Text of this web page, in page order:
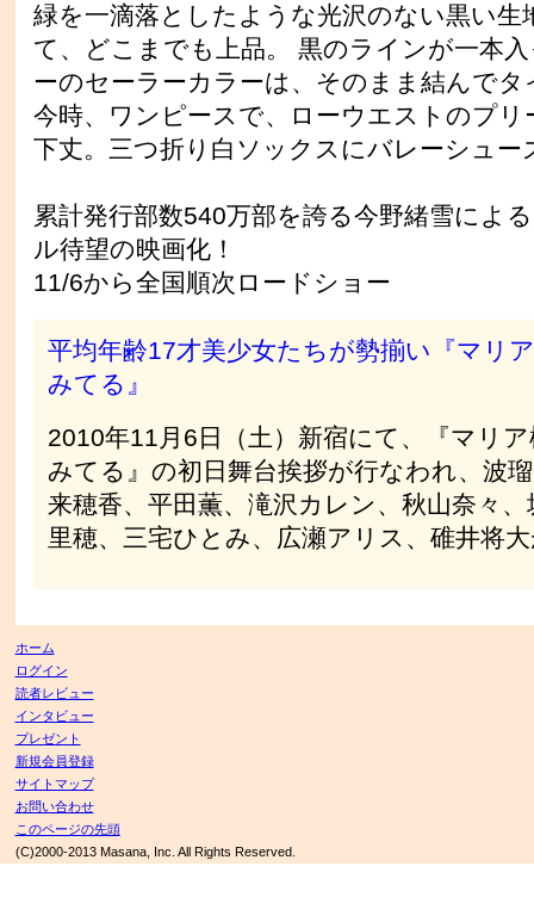
緑を一滴落としたような光沢のない黒い生
て、どこまでも上品。 黒のラインが一本
ーのセーラーカラーは、そのまま結んでタ
今時、ワンピースで、ローウエストのプリ
下丈。三つ折り白ソックスにバレーシュー
累計発行部数540万部を誇る今野緒雪によ
ル待望の映画化！
11/6から全国順次ロードショー
平均年齢17才美少女たちが勢揃い『マリ
みてる』
2010年11月6日（土）新宿にて、『マリ
みてる』の初日舞台挨拶が行なわれ、波
来穂香、平田薫、滝沢カレン、秋山奈々
里穂、三宅ひとみ、広瀬アリス、碓井将
ホーム
ログイン
読者レビュー
インタビュー
プレゼント
新規会員登録
サイトマップ
お問い合わせ
このページの先頭
(C)2000-2013 Masana, Inc. All Rights Reserved.